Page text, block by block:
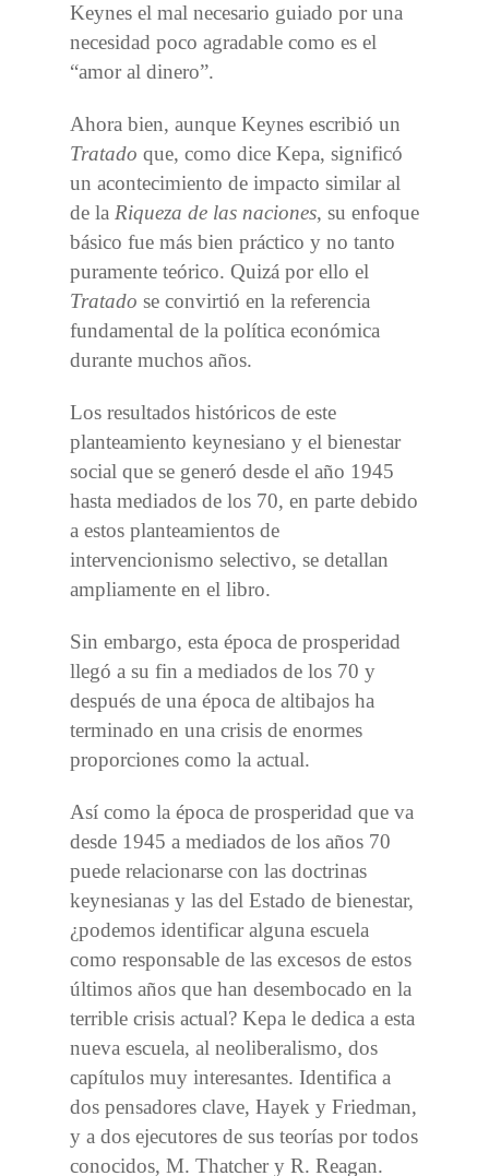
Keynes el mal necesario guiado por una
necesidad poco agradable como es el
“amor al dinero”.
Ahora bien, aunque Keynes escribió un
Tratado que, como dice Kepa, significó
un acontecimiento de impacto similar al
de la Riqueza de las naciones, su enfoque
básico fue más bien práctico y no tanto
puramente teórico. Quizá por ello el
Tratado se convirtió en la referencia
fundamental de la política económica
durante muchos años.
Los resultados históricos de este
planteamiento keynesiano y el bienestar
social que se generó desde el año 1945
hasta mediados de los 70, en parte debido
a estos planteamientos de
intervencionismo selectivo, se detallan
ampliamente en el libro.
Sin embargo, esta época de prosperidad
llegó a su fin a mediados de los 70 y
después de una época de altibajos ha
terminado en una crisis de enormes
proporciones como la actual.
Así como la época de prosperidad que va
desde 1945 a mediados de los años 70
puede relacionarse con las doctrinas
keynesianas y las del Estado de bienestar,
¿podemos identificar alguna escuela
como responsable de las excesos de estos
últimos años que han desembocado en la
terrible crisis actual? Kepa le dedica a esta
nueva escuela, al neoliberalismo, dos
capítulos muy interesantes. Identifica a
dos pensadores clave, Hayek y Friedman,
y a dos ejecutores de sus teorías por todos
conocidos, M. Thatcher y R. Reagan.